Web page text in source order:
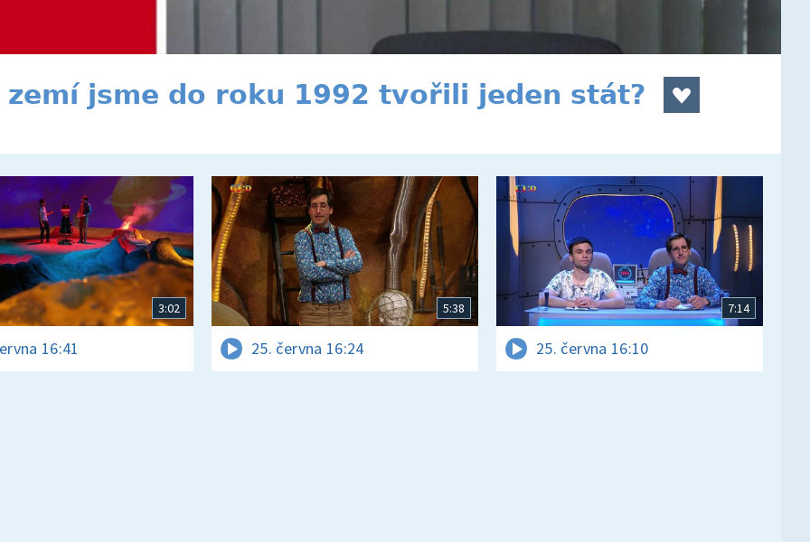
jsme do roku 1992 tvořili jeden stát?
3:02
16:41
5:38
25. června 16:24
7:14
25. června 16:10